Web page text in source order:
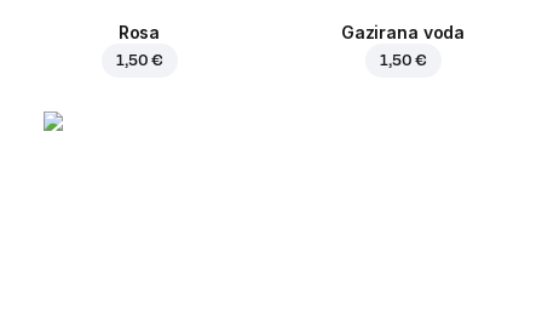
Rosa
1,50 €
Gazirana voda
1,50 €